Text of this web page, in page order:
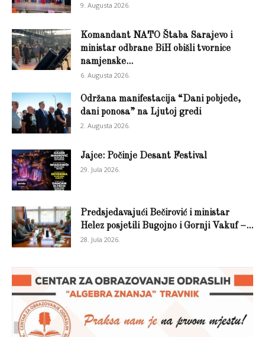
9. Augusta 2026.
Komandant NATO Štaba Sarajevo i
ministar odbrane BiH obišli tvornice
namjenske...
6. Augusta 2026.
Održana manifestacija “Dani pobjede,
dani ponosa” na Ljutoj gredi
2. Augusta 2026.
Jajce: Počinje Desant Festival
29. Jula 2026.
Predsjedavajući Bečirović i ministar
Helez posjetili Bugojno i Gornji Vakuf –...
28. Jula 2026.